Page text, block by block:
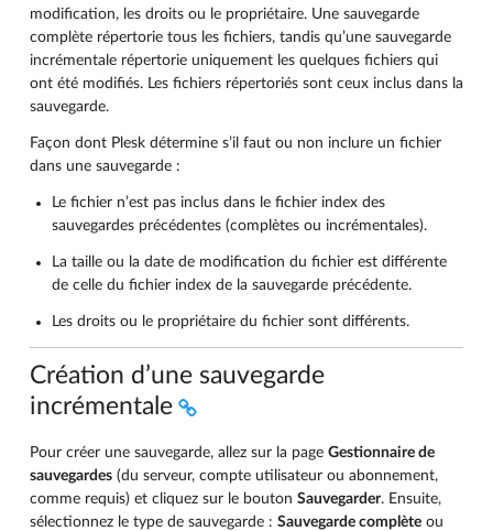
modification, les droits ou le propriétaire. Une sauvegarde
complète répertorie tous les fichiers, tandis qu’une sauvegarde
incrémentale répertorie uniquement les quelques fichiers qui
ont été modifiés. Les fichiers répertoriés sont ceux inclus dans la
sauvegarde.
Façon dont Plesk détermine s’il faut ou non inclure un fichier
dans une sauvegarde :
Le fichier n’est pas inclus dans le fichier index des
sauvegardes précédentes (complètes ou incrémentales).
La taille ou la date de modification du fichier est différente
de celle du fichier index de la sauvegarde précédente.
Les droits ou le propriétaire du fichier sont différents.
Création d’une sauvegarde
incrémentale
Pour créer une sauvegarde, allez sur la page Gestionnaire de
sauvegardes (du serveur, compte utilisateur ou abonnement,
comme requis) et cliquez sur le bouton Sauvegarder. Ensuite,
sélectionnez le type de sauvegarde : Sauvegarde complète ou